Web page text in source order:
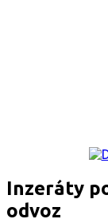
Inzeráty
odvoz